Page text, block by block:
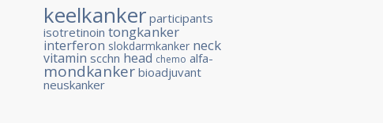
keelkanker participants
isotretinoin tongkanker
interferon slokdarmkanker neck
vitamin scchn head chemo alfa-
mondkanker bioadjuvant
neuskanker